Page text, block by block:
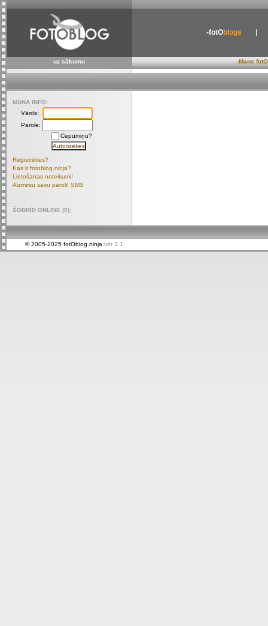
-fotOblogs
uz sākumu -Mans
MANA INFO:
Vārds:
Parole:
Cepumiņu?
Reģistrēties?
Kas ir fotoblog.ninja?
Lietošanas noteikumi!
Aizmirsu savu paroli! SMS
ŠOBRĪD ONLINE (0):
© 2005-2025 fotOblog.ninja ver 3.1